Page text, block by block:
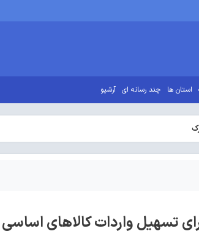
استان ها چند رسانه ای آرشیو
تسهیل واردات کالاهای